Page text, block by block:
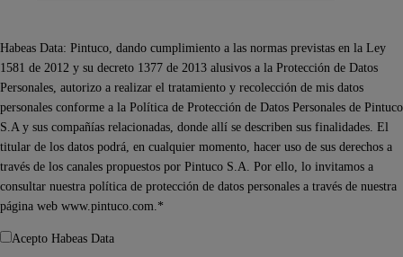
Habeas Data: Pintuco, dando cumplimiento a las normas previstas en la Ley
1581 de 2012 y su decreto 1377 de 2013 alusivos a la Protección de Datos
Personales, autorizo a realizar el tratamiento y recolección de mis datos
personales conforme a la Política de Protección de Datos Personales de Pintuco
S.A y sus compañías relacionadas, donde allí se describen sus finalidades. El
titular de los datos podrá, en cualquier momento, hacer uso de sus derechos a
través de los canales propuestos por Pintuco S.A. Por ello, lo invitamos a
consultar nuestra política de protección de datos personales a través de nuestra
página web www.pintuco.com.*
Acepto Habeas Data